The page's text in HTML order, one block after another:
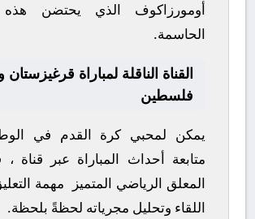
أومورزاكوف الذي يحتضن هذه
الحاسمة.
القناة الناقلة لمباراة قرغيزستان
فلسطين
يمكن لمحبي كرة القدم في
متابعة أحداث المباراة عبر قناة،
المعلق الرياضي المتميز
مهمة
اللقاء وتحليل مجرياته لحظةً بلحظة.